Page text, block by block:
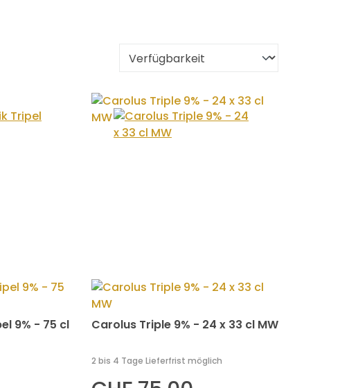
9% - 75 cl Carolus Triple 9% - 24 x 33 cl MW
2 bis 4 Tage Lieferfrist möglich